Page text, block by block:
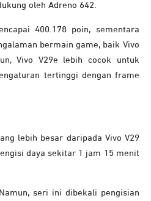
oleh Adreno 642.
400.178 poin, sementara
bermain game, baik Vivo
Vivo V29e lebih cocok untuk
tertinggi dengan frame
lebih besar daripada Vivo V29
daya sekitar 1 jam 15 menit
seri ini dibekali pengisian